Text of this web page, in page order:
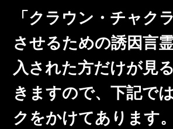
「クラウン・チャク
させるための誘因言
入された方だけが見
きますので、下記で
クをかけてあります。